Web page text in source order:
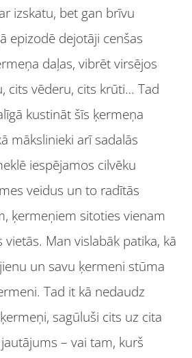
izskatu, bet gan brīvu
epizodē dejotāji cenšas
daļas, vibrēt virsējos
cits vēderu, cits krūti… Tad
kustināt šīs ķermeņa
mākslinieki arī sadalās
iespējamos cilvēku
veidus un to radītās
ķermeņiem sitoties vienam
Man vislabāk patika, kā
un savu ķermeni stūma
Tad it kā nedaudz
sagūluši cits uz cita
– vai tam, kurš